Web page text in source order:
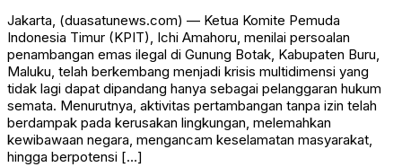
Jakarta, (duasatunews.com) — Ketua Komite Pemuda
Indonesia Timur (KPIT), Ichi Amahoru, menilai persoalan
penambangan emas ilegal di Gunung Botak, Kabupaten Buru,
Maluku, telah berkembang menjadi krisis multidimensi yang
tidak lagi dapat dipandang hanya sebagai pelanggaran hukum
semata. Menurutnya, aktivitas pertambangan tanpa izin telah
berdampak pada kerusakan lingkungan, melemahkan
kewibawaan negara, mengancam keselamatan masyarakat,
hingga berpotensi […]